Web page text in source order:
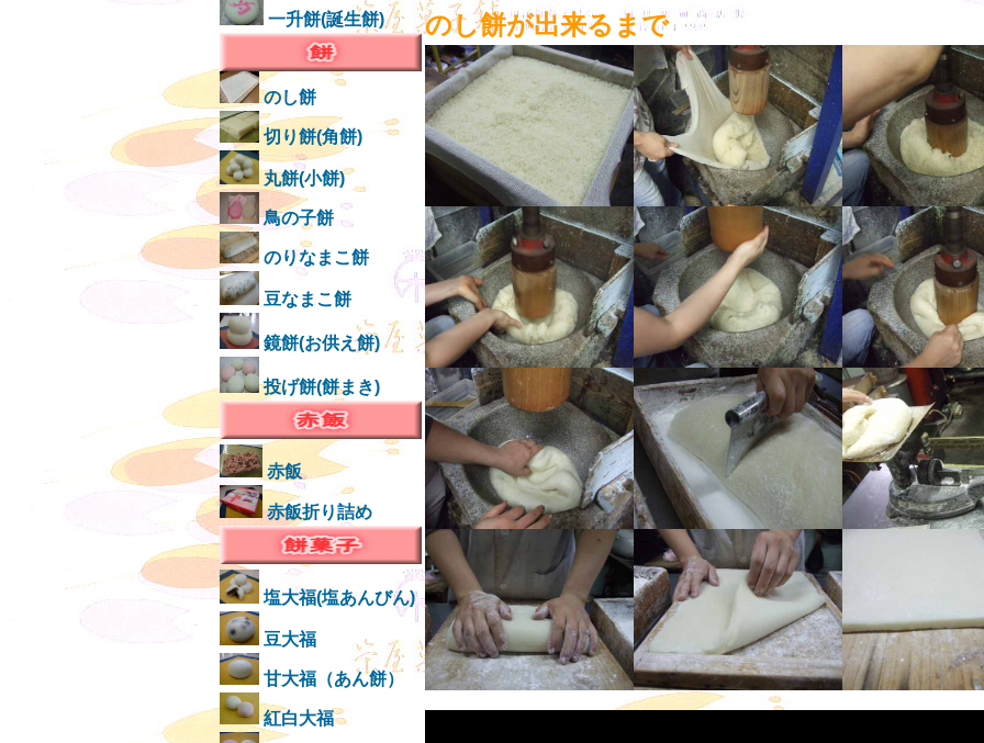
のし餅が出来るまで
一升餅(誕生餅)
のし餅
切り餅(角餅)
丸餅(小餅)
鳥の子餅
のりなまこ餅
豆なまこ餅
鏡餅(お供え餅)
投げ餅(餅まき)
赤飯
赤飯折り詰め
塩大福(塩あんびん)
豆大福
甘大福（あん餅）
紅白大福